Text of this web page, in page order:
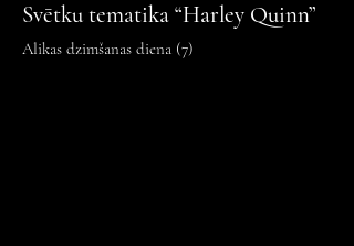
Svētku tematika “Harley Quinn”
Alikas dzimšanas diena (7)